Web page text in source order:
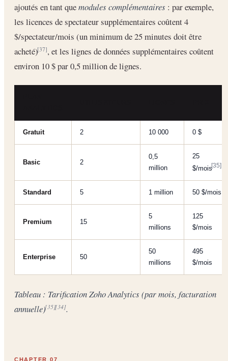
ajoutés en tant quemodules complémentaires : par exemple,
les licences de spectateur supplémentaires coûtent 4
$/spectateur/mois (un minimum de 25 minutes doit être
acheté)[37], et les lignes de données supplémentaires coûtent
environ 10 $ par 0,5 million de lignes.
Gratuit 2 10 000 0 $
Basic 2
0,5
million
25
$/mois[35]
Standard 5 1 million 50 $/mois
Premium 15
5
millions
125
$/mois
Enterprise 50
50
millions
495
$/mois
Tableau : Tarification Zoho Analytics (par mois, facturation
annuelle)[35][34].